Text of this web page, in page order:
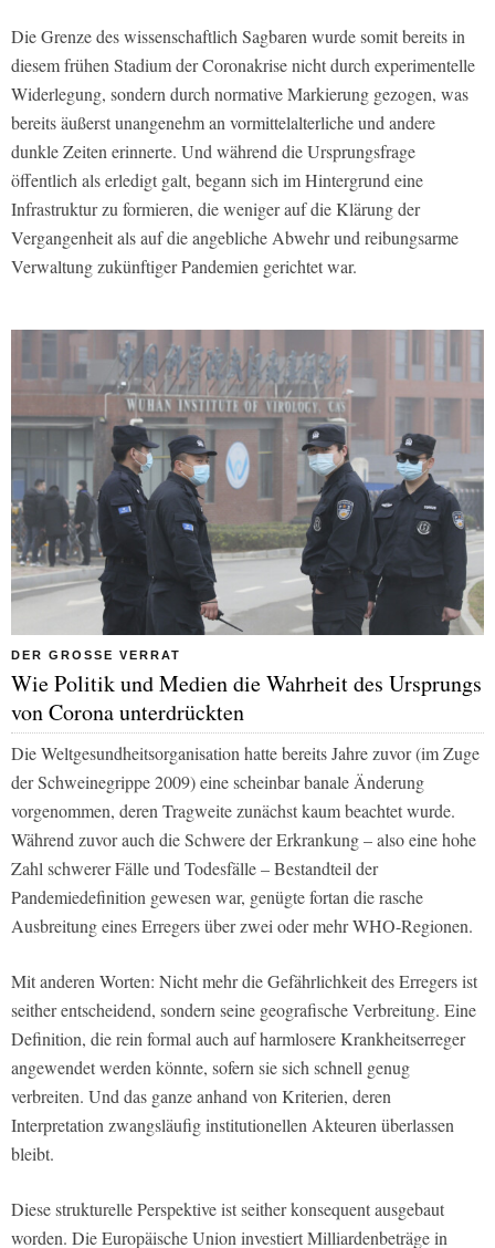
Die Grenze des wissenschaftlich Sagbaren wurde somit bereits in
diesem frühen Stadium der Coronakrise nicht durch experimentelle
Widerlegung, sondern durch normative Markierung gezogen, was
bereits äußerst unangenehm an vormittelalterliche und andere
dunkle Zeiten erinnerte. Und während die Ursprungsfrage
öffentlich als erledigt galt, begann sich im Hintergrund eine
Infrastruktur zu formieren, die weniger auf die Klärung der
Vergangenheit als auf die angebliche Abwehr und reibungsarme
Verwaltung zukünftiger Pandemien gerichtet war.
DER GROSSE VERRAT
Wie Politik und Medien die Wahrheit des Ursprungs
von Corona unterdrückten
Die Weltgesundheitsorganisation hatte bereits Jahre zuvor (im Zuge
der Schweinegrippe 2009) eine scheinbar banale Änderung
vorgenommen, deren Tragweite zunächst kaum beachtet wurde.
Während zuvor auch die Schwere der Erkrankung – also eine hohe
Zahl schwerer Fälle und Todesfälle – Bestandteil der
Pandemiedefinition gewesen war, genügte fortan die rasche
Ausbreitung eines Erregers über zwei oder mehr WHO-Regionen.
Mit anderen Worten: Nicht mehr die Gefährlichkeit des Erregers ist
seither entscheidend, sondern seine geografische Verbreitung. Eine
Definition, die rein formal auch auf harmlosere Krankheitserreger
angewendet werden könnte, sofern sie sich schnell genug
verbreiten. Und das ganze anhand von Kriterien, deren
Interpretation zwangsläufig institutionellen Akteuren überlassen
bleibt.
Diese strukturelle Perspektive ist seither konsequent ausgebaut
worden. Die Europäische Union investiert Milliardenbeträge in